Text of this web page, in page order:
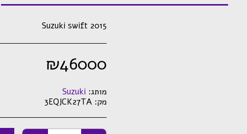
Suzuki swift 2015
₪46000
מותג: Suzuki
מק: 3EQJCK27TA